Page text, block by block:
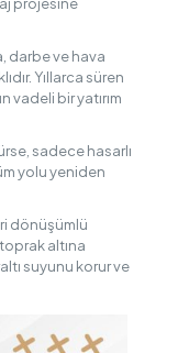
darbe ve hava
Yıllarca süren
vadeli bir yatırım
sadece hasarlı
yolu yeniden
dönüşümlü
altına
suyunu korur ve